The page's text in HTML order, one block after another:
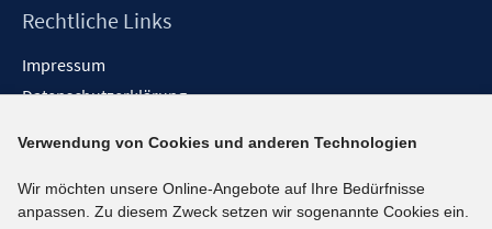
Rechtliche Links
Impressum
Datenschutzerklärung
Barrieren melden
Social-Media-Kanäle
Verwendung von Cookies und anderen Technologien
Wir möchten unsere Online-Angebote auf Ihre Bedürfnisse
anpassen. Zu diesem Zweck setzen wir sogenannte Cookies ein.